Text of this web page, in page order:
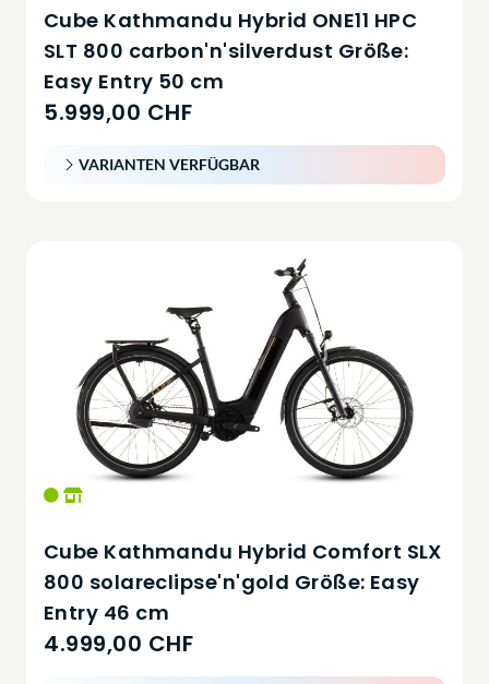
Cube Kathmandu Hybrid ONE11 HPC
SLT 800 carbon'n'silverdust Größe:
Easy Entry 50 cm
5.999,00 CHF
VARIANTEN VERFÜGBAR
Cube Kathmandu Hybrid Comfort SLX
800 solareclipse'n'gold Größe: Easy
Entry 46 cm
4.999,00 CHF